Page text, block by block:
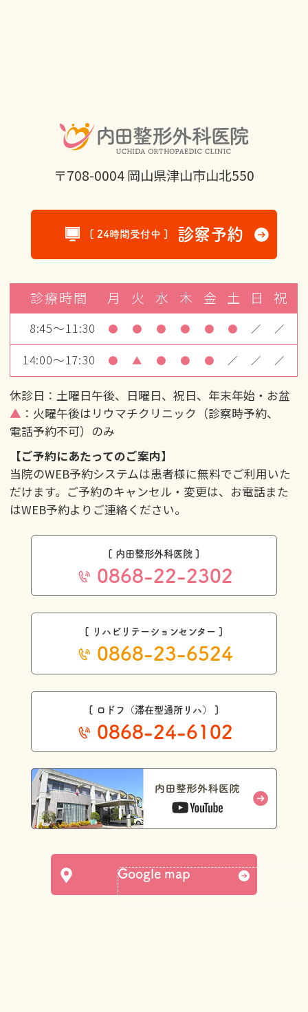
〒708-0004 岡山県津山市山北550
[ 24時間受付中 ] 診察予約
診療時間 月 火 水 木 金 土 日 祝
8:45～11:30 ● ● ● ● ● ● ／ ／
14:00～17:30 ● ▲ ● ● ● ／ ／ ／
休診日：土曜日午後、日曜日、祝日、年末年始・お盆
▲ ：火曜午後はリウマチクリニック（診察時予約、
電話予約不可）のみ
【ご予約にあたってのご案内】
当院のWEB予約システムは患者様に無料でご利用いた
だけます。ご予約のキャンセル・変更は、お電話また
はWEB予約よりご連絡ください。
[ 内田整形外科医院 ]
0868-22-2302
[ リハビリテーションセンター ]
0868-23-6524
[ ロドフ（滞在型通所リハ） ]
0868-24-6102
Google map